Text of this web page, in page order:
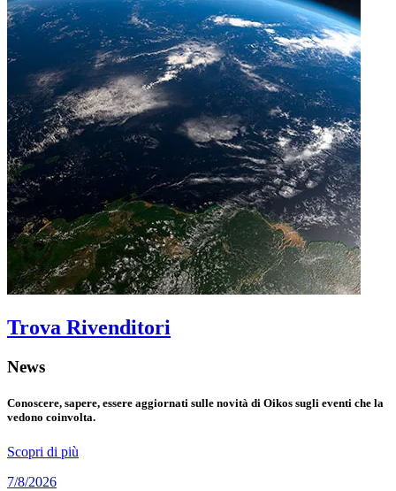
Trova Rivenditori
News
Conoscere, sapere, essere aggiornati sulle novità di Oikos sugli eventi che la
vedono coinvolta.
Scopri di più
7/8/2026